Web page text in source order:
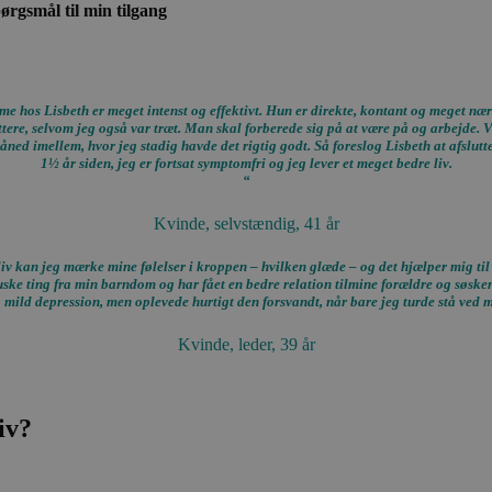
til min tilgang
hos Lisbeth er meget intenst og effektivt. Hun er direkte, kontant og meget
selvom jeg også var træt. Man skal forberede sig på at være på og arbejde.
imellem, hvor jeg stadig havde det rigtig godt. Så foreslog Lisbeth at
1½ år siden, jeg er fortsat symptomfri og jeg lever et meget bedre liv.
“
Kvinde, selvstændig, 41 år
kan jeg mærke mine følelser i kroppen – hvilken glæde – og det hjælper mig
ting fra min barndom og har fået en bedre relation tilmine forældre og
mild depression, men oplevede hurtigt den forsvandt, når bare jeg turde stå ved
Kvinde, leder, 39 år
Udbyder /
Domæne
Udløbsdato Beskrivelse
CookieScript
4 uger 2
dage
Denne cookie bruges af Cookie-Script.com-
præferencer om samtykke til besøgende. Det er